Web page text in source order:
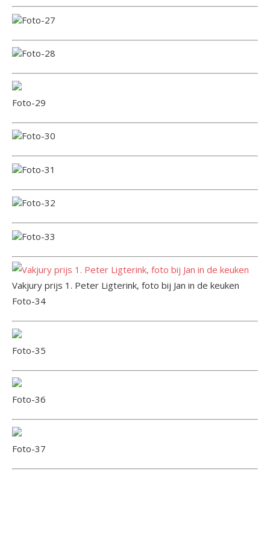
Foto-27
Foto-28
Foto-29
Foto-30
Foto-31
Foto-32
Foto-33
Vakjury prijs 1. Peter Ligterink, foto bij Jan in de keuken
Foto-34
Foto-35
Foto-36
Foto-37